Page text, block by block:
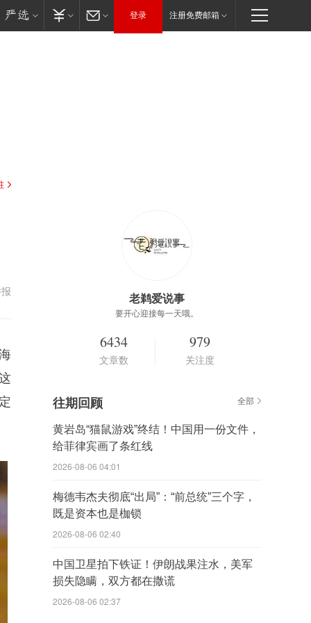
登录 注册免费邮箱
老鹈爱说事
要开心迎接每一天哦。
6434
文章数
979
关注度
往期回顾 全部
黄岩岛“猫鼠游戏”终结！中国用一份文件，
给菲律宾画了条红线
2026-08-06 04:01
梅德韦杰夫彻底“出局”：“前总统”三个字，
既是资本也是枷锁
2026-08-06 02:40
中国卫星拍下铁证！伊朗战果注水，美军
损失隐瞒，双方都在撒谎
2026-08-06 02:37